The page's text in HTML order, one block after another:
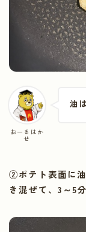
おーるはか
せ
油
②ポテト表面に
き混ぜて、3～5